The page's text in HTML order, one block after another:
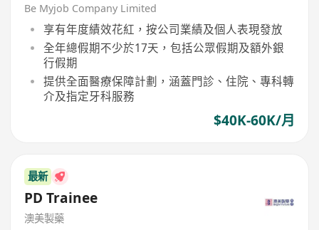
Be Myjob Company Limited
享有年度績效花紅，按公司業績及個人表現發放
全年總假期不少於17天，包括公眾假期及額外銀
行假期
提供全面醫療保障計劃，涵蓋門診、住院、專科轉
介及指定牙科服務
$40K-60K/月
最新
PD Trainee
澳美製藥